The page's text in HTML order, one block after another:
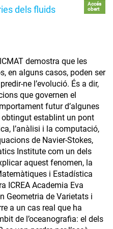
dels fluids
Accés
obert
demostra que les
en alguns casos, poden ser
ne l’evolució. És a dir,
que governen el
futur d’algunes
establint un pont
l’anàlisi i la computació,
de Navier-Stokes,
Institute com un dels
aquest fenomen, la
i Estadística
ICREA Academia Eva
Geometria de Varietats i
a un cas real que ha
de l’oceanografia: el dels